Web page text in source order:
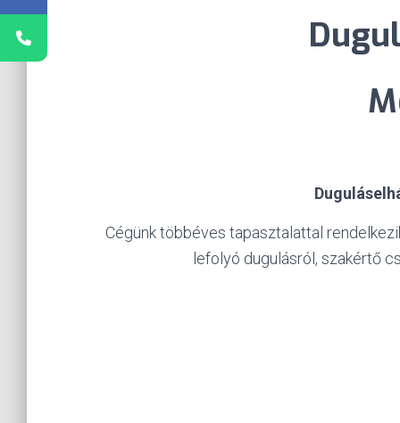
Cégünk többéves tapasztalattal
lefolyó dugulásról, szakértő